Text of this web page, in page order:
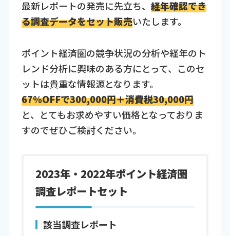
最新レポートの発売に先立ち、 経年確認でき
る調査データをセット販売いたします。
ポイント経済圏の競争状況の分析や経年のト
レンド分析に興味のある方にとって、このセ
ットは貴重な情報源となります。
67％OFFで300,000円＋消費税30,000円
と、とてもお求めやすい価格となっておりま
すのでぜひご検討ください。
2023年・2022年ポイント経済圏
調査レポートセット
該当調査レポート